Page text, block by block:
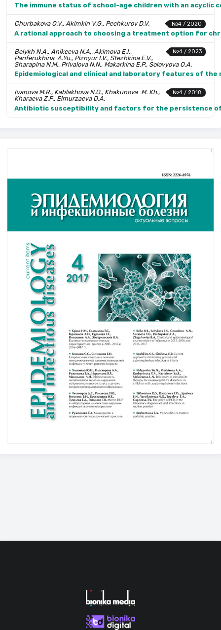
The immune status of school-age children with an
№4 / 2020
Churbakova O.V., Akimkin V.G., Pechkurov D.V.
A rational approach to choosing a treatment option for
№4 / 2023
Belykh N.A., Anikeeva N.A., Akimova E.I.,
Panferukhina A.Yu., Piznyur I.V., Stezhkina E.V.,
Sharapina N.M., Privalova N.N., Makarkina E.P., Solovyova O.A.
Epidemiological and clinical and laboratory features of
№4 / 2018
Ivanova M.R., Kablakhova N.O., Khaku­nova M. Kh.,
Kharaeva Z.F., Elmurzaeva D.A.
Antibiotic susceptibility and factors for the persistence